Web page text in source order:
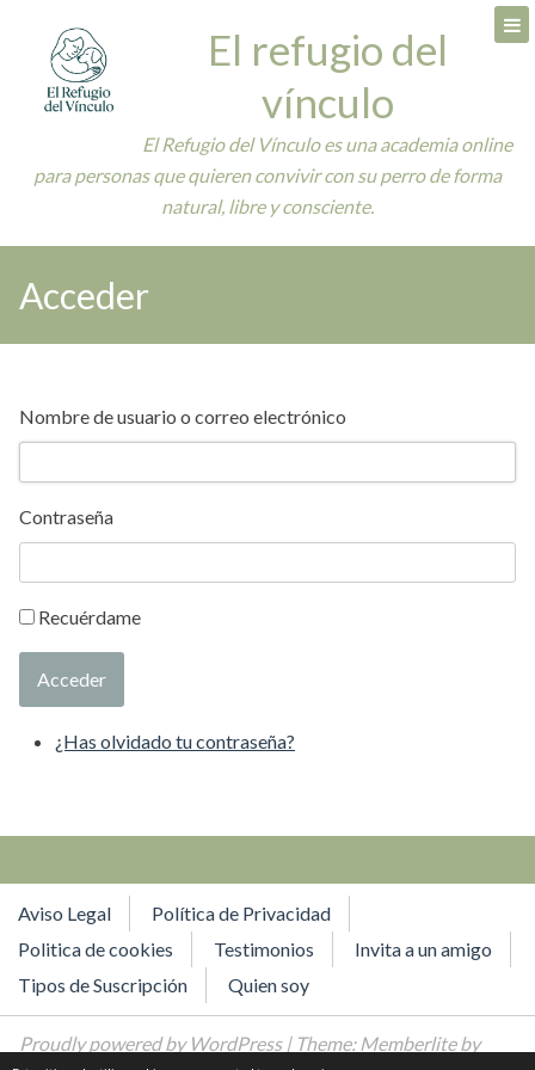
content
El refugio del
vínculo
El Refugio del Vínculo es una academia online
para personas que quieren convivir con su perro de forma
natural, libre y consciente.
Acceder
Nombre de usuario o correo electrónico
Contraseña
Recuérdame
Acceder
¿Has olvidado tu contraseña?
Aviso Legal
Política de Privacidad
Politica de cookies
Testimonios
Invita a un amigo
Tipos de Suscripción
Quien soy
Proudly powered by WordPress| Theme: Memberlite by